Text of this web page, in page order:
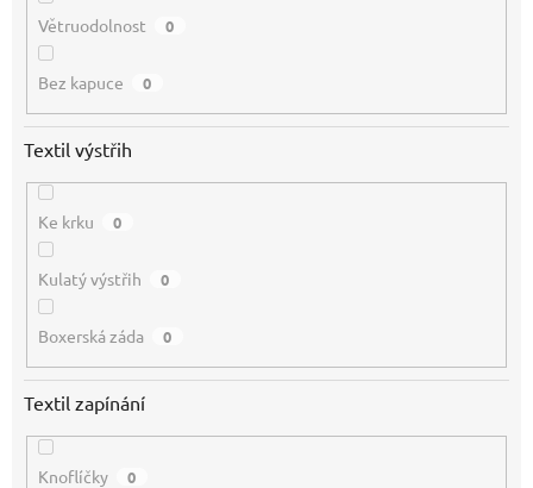
Větruodolnost 0
Bez kapuce 0
Textil výstřih
Ke krku 0
Kulatý výstřih 0
Boxerská záda 0
Textil zapínání
Knoflíčky 0